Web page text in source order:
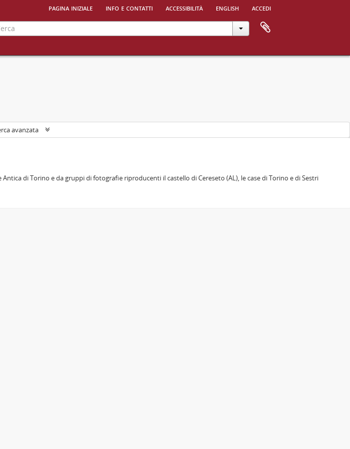
pagina iniziale info e contatti accessibilità english accedi
avanzata
di Torino e da gruppi di fotografie riproducenti il castello di Cereseto (AL), le case di Torino e di Sestri